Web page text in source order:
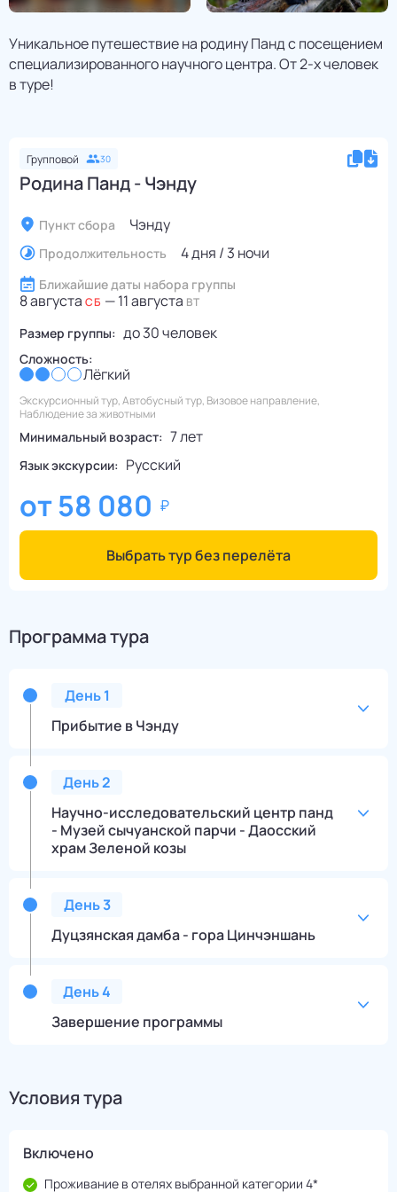
Уникальное путешествие на родину Панд с посещением
специализированного научного центра. От 2-х человек
в туре!
Групповой 30
Родина Панд - Чэнду
Пункт сбора Чэнду
Продолжительность 4 дня / 3 ночи
Ближайшие даты набора группы
8 августа СБ —11 августа ВТ
Размер группы: до30человек
Сложность:
Лёгкий
Экскурсионный тур, Автобусный тур, Визовое направление,
Наблюдение за животными
Минимальный возраст: 7 лет
Язык экскурсии: Русский
от58 080
Выбрать тур без перелёта
Программа тура
День1
Прибытие в Чэнду
День2
Научно-исследовательский центр панд
- Музей сычуанской парчи - Даосский
храм Зеленой козы
День3
Дуцзянская дамба - гора Цинчэншань
День4
Завершение программы
Условия тура
Включено
Проживание в отелях выбранной категории 4*